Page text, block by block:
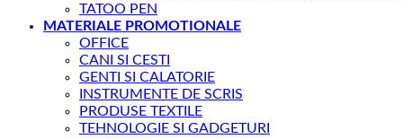
TATOO PEN
MATERIALE PROMOTIONALE
OFFICE
CANI SI CESTI
GENTI SI CALATORIE
INSTRUMENTE DE SCRIS
PRODUSE TEXTILE
TEHNOLOGIE SI GADGETURI